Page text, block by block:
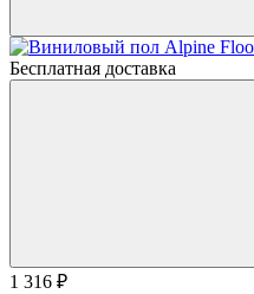
Бесплатная доставка
1 316 ₽